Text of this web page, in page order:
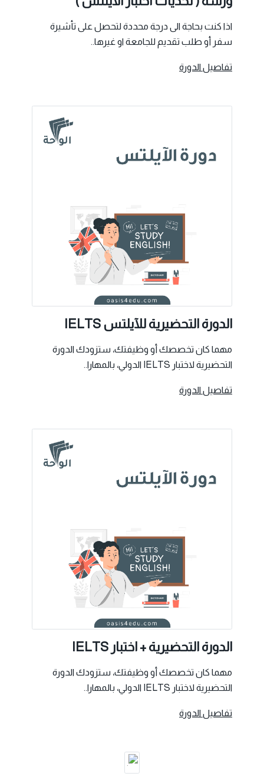
اذا كنت بحاجة الى درجة محددة لتحصل على تأشيرة
سفر أو طلب تقديم للجامعة او غيرها..
تفاصيل الدورة
الدورة التحضيرية للآيلتس IELTS
مهما كان تخصصك أو وظيفتك، ستزودك الدورة
التحضيرية لاختبار IELTS الدولي، بالمهارا..
تفاصيل الدورة
الدورة التحضيرية + اختبار IELTS
مهما كان تخصصك أو وظيفتك، ستزودك الدورة
التحضيرية لاختبار IELTS الدولي، بالمهارا..
تفاصيل الدورة